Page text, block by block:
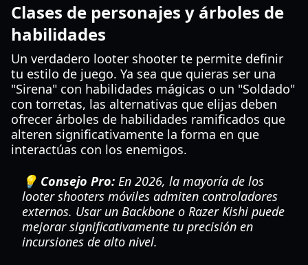
Clases de personajes y árboles de
habilidades
Un verdadero looter shooter te permite definir
tu estilo de juego. Ya sea que quieras ser una
"Sirena" con habilidades mágicas o un "Soldado"
con torretas, las alternativas que elijas deben
ofrecer árboles de habilidades ramificados que
alteren significativamente la forma en que
interactúas con los enemigos.
💡 Consejo Pro: En 2026, la mayoría de los
looter shooters móviles admiten controladores
externos. Usar un Backbone o Razer Kishi puede
mejorar significativamente tu precisión en
incursiones de alto nivel.